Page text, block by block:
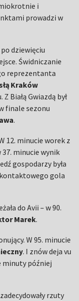
i
prowadzi w
dziewięciu
Świdniczanie
reprezentanta
Kraków
Białą Gwiazdą był
finale sezonu
.
12. minucie worek z
37. minucie wynik
gospodarzy była
gola
do Avii – w 90.
Marek.
W 95. minucie
. I znów deja vu
minuty później
rzuty